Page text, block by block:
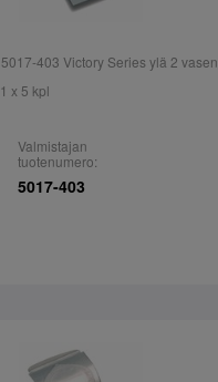
403 Victory Series ylä 2 vasen
x 5 kpl
Valmistajan
tuotenumero:
5017-403